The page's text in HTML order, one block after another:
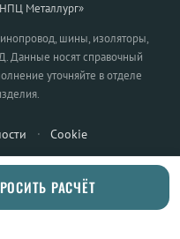
Металлург»
шины, изоляторы,
Данные носят справочный
уточняйте в отделе
· Cookie
РАСЧЁТ